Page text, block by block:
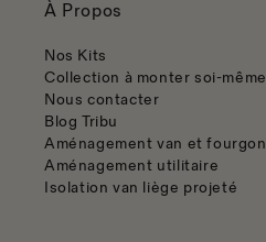
À Propos
Nos Kits
Collection à monter soi-même
Nous contacter
Blog Tribu
Aménagement van et fourgon
Aménagement utilitaire
Isolation van liège projeté